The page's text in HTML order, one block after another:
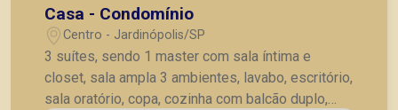
Casa - Condomínio
Centro - Jardinópolis/SP
3 suítes, sendo 1 master com sala íntima e
closet, sala ampla 3 ambientes, lavabo, escritório,
sala oratório, copa, cozinha com balcão duplo,